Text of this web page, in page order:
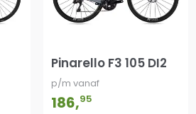
Pinarello F3 105 DI2
p/m vanaf
186,95